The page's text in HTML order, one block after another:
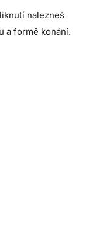
nalezneš
a formě konání.